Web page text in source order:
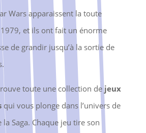
Wars apparaissent la toute
et ils ont fait un énorme
de grandir jusqu’à la sortie de
toute une collection dejeux
qui vous plonge dans l’univers de
Saga. Chaque jeu tire son